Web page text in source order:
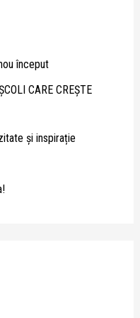
început
CARE CREȘTE
și inspirație